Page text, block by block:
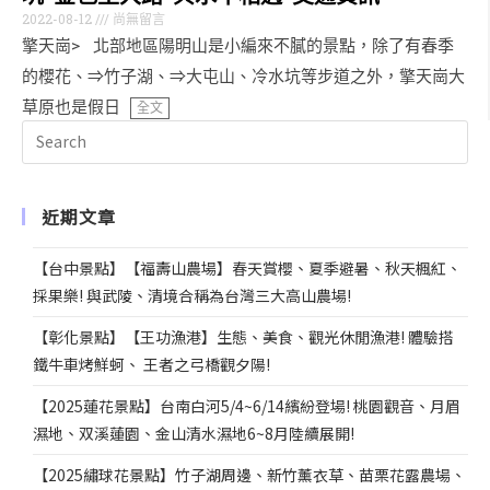
2022-08-12 尚無留言
擎天崗> 北部地區陽明山是小編來不膩的景點，除了有春季
的櫻花、⇒竹子湖、⇒大屯山、冷水坑等步道之外，擎天崗大
草原也是假日
全文
近期文章
【台中景點】【福壽山農場】春天賞櫻、夏季避暑、秋天楓紅、
採果樂! 與武陵、清境合稱為台灣三大高山農場!
【彰化景點】【王功漁港】生態、美食、觀光休閒漁港! 體驗搭
鐵牛車烤鮮蚵、 王者之弓橋觀夕陽!
【2025蓮花景點】台南白河5/4~6/14繽紛登場! 桃園觀音、月眉
濕地、双溪蓮園、金山清水濕地6~8月陸續展開!
【2025繡球花景點】竹子湖周邊、新竹薰衣草、苗栗花露農場、